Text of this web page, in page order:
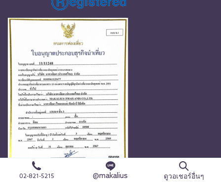
02-821-5215 @makalius ดูวอเชอร์อื่นๆ